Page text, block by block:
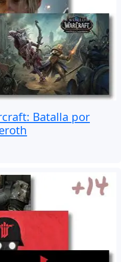
Batalla por